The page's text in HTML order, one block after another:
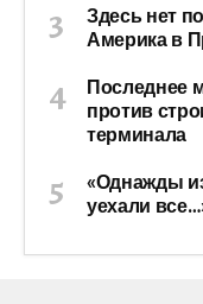
Здесь нет
Америка в
Последнее
против
терминала
«Однажды
уехали